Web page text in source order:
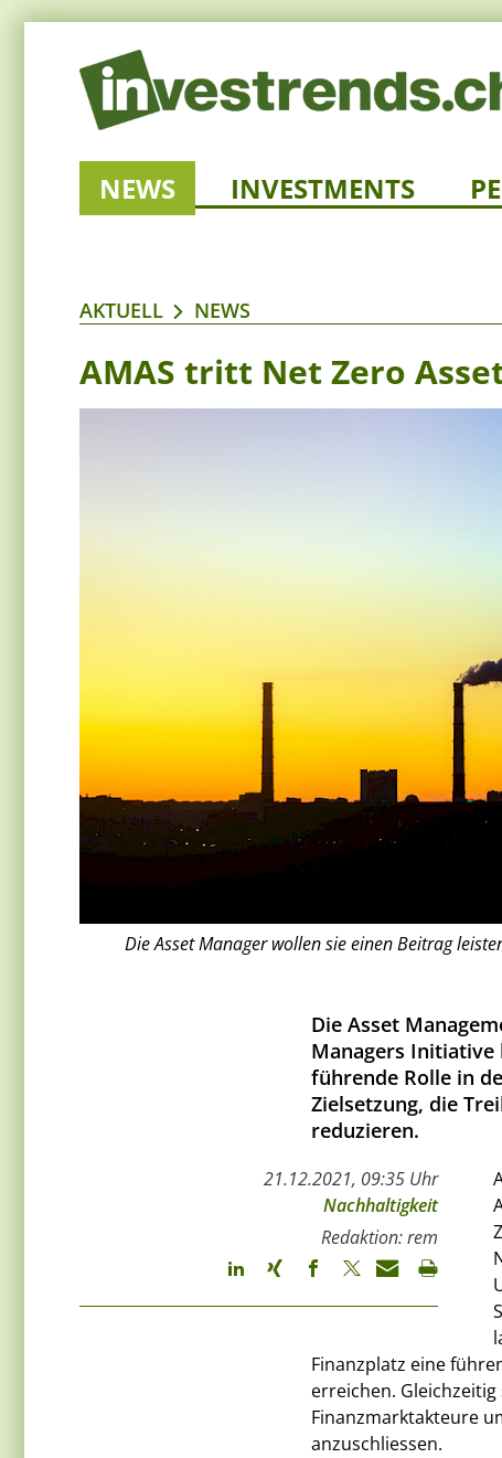
NEWS INVESTMENTS
AKTUELL NEWS
AMAS tritt Net Zero
Die Asset Manager wollen sie einen Beitrag
Die Asset
Managers Initiative
führende Rolle in
Zielsetzung, die
reduzieren.
21.12.2021, 09:35 Uhr
Nachhaltigkeit
Redaktion: rem
Finanzplatz eine
erreichen. Gleichzeitig
Finanzmarktakteure
anzuschliessen.